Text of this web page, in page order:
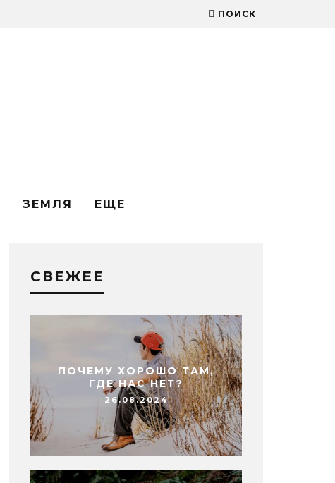
ПОИСК
ЗЕМЛЯ ЕЩЕ
СВЕЖЕЕ
ПОЧЕМУ ХОРОШО ТАМ,
ГДЕ НАС НЕТ?
26.08.2024